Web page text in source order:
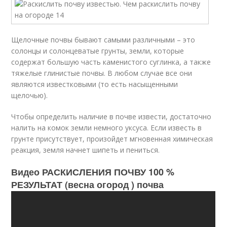
Щелочные почвы бывают самыми различными – это
солонцы и солонцеватые грунты, земли, которые
содержат большую часть каменистого суглинка, а также
тяжелые глинистые почвы. В любом случае все они
являются известковыми (то есть насыщенными
щелочью).
Чтобы определить наличие в почве извести, достаточно
налить на комок земли немного уксуса. Если известь в
грунте присутствует, произойдет мгновенная химическая
реакция, земля начнет шипеть и пениться.
Видео РАСКИСЛЕНИЯ ПОЧВУ 100 %
РЕЗУЛЬТАТ (весна огород ) почва